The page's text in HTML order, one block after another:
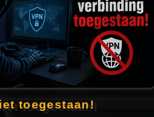
toegestaan!